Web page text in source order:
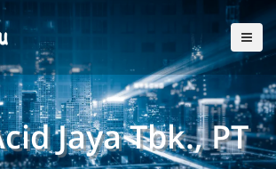
Jaya Tbk., PT